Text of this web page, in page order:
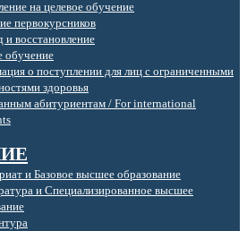
на целевое обучение
первокурсников
и восстановление
обучение
о поступлении для лиц с ограниченными
здоровья
абитуриентам / For international
и Базовое высшее образование
и Специализированное высшее